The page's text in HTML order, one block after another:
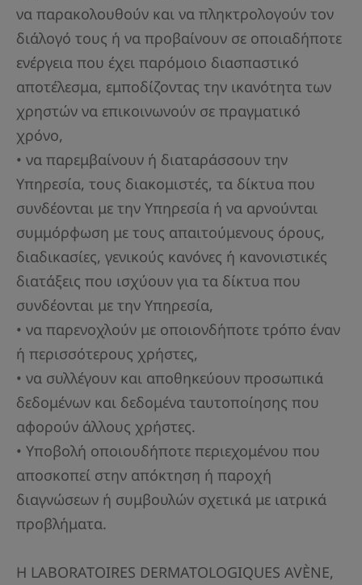
να παρακολουθούν και να πληκτρολογούν τον
διάλογό τους ή να προβαίνουν σε οποιαδήποτε
ενέργεια που έχει παρόμοιο διασπαστικό
αποτέλεσμα, εμποδίζοντας την ικανότητα των
χρηστών να επικοινωνούν σε πραγματικό
χρόνο,
• να παρεμβαίνουν ή διαταράσσουν την
Υπηρεσία, τους διακομιστές, τα δίκτυα που
συνδέονται με την Υπηρεσία ή να αρνούνται
συμμόρφωση με τους απαιτούμενους όρους,
διαδικασίες, γενικούς κανόνες ή κανονιστικές
διατάξεις που ισχύουν για τα δίκτυα που
συνδέονται με την Υπηρεσία,
• να παρενοχλούν με οποιονδήποτε τρόπο έναν
ή περισσότερους χρήστες,
• να συλλέγουν και αποθηκεύουν προσωπικά
δεδομένων και δεδομένα ταυτοποίησης που
αφορούν άλλους χρήστες.
• Υποβολή οποιουδήποτε περιεχομένου που
αποσκοπεί στην απόκτηση ή παροχή
διαγνώσεων ή συμβουλών σχετικά με ιατρικά
προβλήματα.
Η LABORATOIRES DERMATOLOGIQUES AVÈNE,